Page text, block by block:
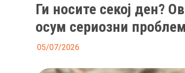
Ги носите секој ден?
осум сериозни
05/07/2026